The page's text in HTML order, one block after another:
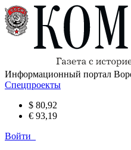
Информационный портал
Спецпроекты
$ 80,92
€ 93,19
Войти